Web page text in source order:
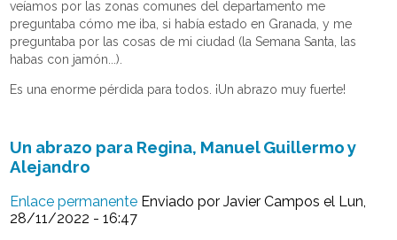
veíamos por las zonas comunes del departamento me
preguntaba cómo me iba, si había estado en Granada, y me
preguntaba por las cosas de mi ciudad (la Semana Santa, las
habas con jamón...).
Es una enorme pérdida para todos. ¡Un abrazo muy fuerte!
Un abrazo para Regina, Manuel Guillermo y
Alejandro
Enlace permanente Enviado porJavier Campos el Lun,
28/11/2022 - 16:47